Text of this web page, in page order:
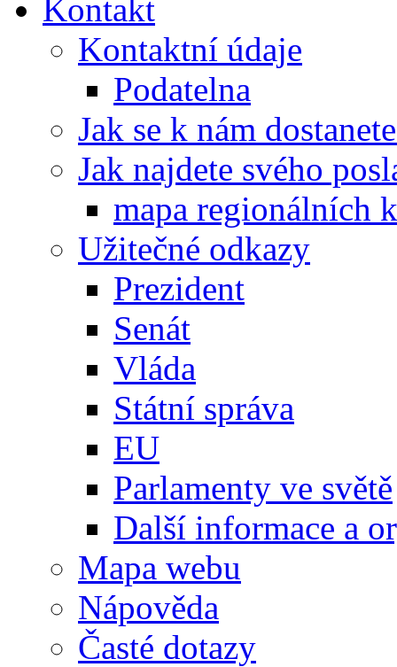
Kontakt
Kontaktní údaje
Podatelna
Jak se k nám
Jak najdete svého
mapa regionálních
Užitečné odkazy
Prezident
Senát
Vláda
Státní správa
EU
Parlamenty ve světě
Další informace a
Mapa webu
Nápověda
Časté dotazy